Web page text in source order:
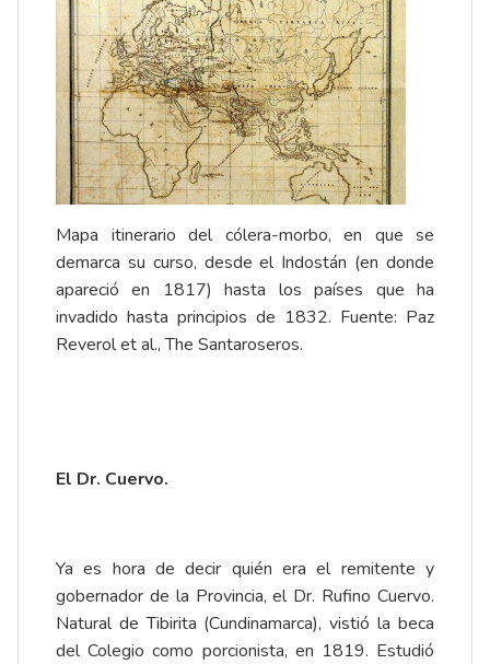
Mapa itinerario del cólera-morbo, en que se
demarca su curso, desde el Indostán (en donde
apareció en 1817) hasta los países que ha
invadido hasta principios de 1832. Fuente: Paz
Reverol et al.,The Santaroseros.
El Dr. Cuervo.
Ya es hora de decir quién era el remitente y
gobernador de la Provincia, el Dr. Rufino Cuervo.
Natural de Tibirita (Cundinamarca), vistió la beca
del Colegio como porcionista, en 1819. Estudió